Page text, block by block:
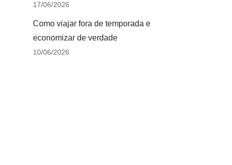
17/06/2026
Como viajar fora de temporada e
economizar de verdade
10/06/2026